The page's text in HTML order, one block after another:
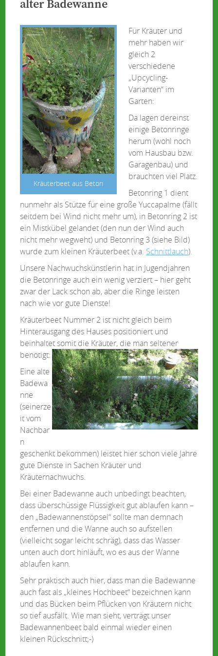
alter Badewanne
Kräuterbeet aus Beton
Für Kräuter und
mehr haben wir
gleich 2
verschiedene
„Upcycling-
Varianten“ im
Garten:
Da lagen dereinst
einige Betonringe
herum (wohl noch
vom Hausbau bzw.
Garagenbau) und
brauchten viel Platz.
Betonring 1 dient
nunmehr als Stütze für eine große Yuccapalme (fällt
seitdem bei Wind nicht mehr um), in Betonring 2 ist
ein Mistkübel gelandet (den nun der Wind auch
nicht mehr wegweht) und Betonring 3 (siehe Bild)
wurde zum kleinen Kräuterbeet (v.a. Schnittlauch).
Unsere Nachwuchskünstlerin hat in Jugendjahren
die Betonringe auch ein wenig verziert – hier geht
zwar der Lack schon ab, aber die Ringe leisten
nach wie vor gute Dienste!
Kräuterbeet Nummer 2 ist nicht gleich beim
Hinterausgang des Hauses positioniert und
beinhaltet somit die Kräuter, die man seltener
benötigt:
Eine alte
Badewa
nne
(seinerze
it vom
Nachbar
n
geschenkt bekommen) leistet hier schon viele Jahre
gute Dienste in Sachen Kräuter und
Kräuternachwuchs.
Bei einer Badewanne auch unbedingt beachten,
dass überschüssige Flüssigkeit gut ablaufen kann –
den „Badewannenstöpsel“ sollte man demnach
entfernen und die Wanne auch so aufstellen
(vielleicht sogar leicht schräg), dass das Wasser
unten auch dort hinläuft, wo es aus der Wanne
ablaufen kann.
Sehr praktisch auch hier, dass man die Badewanne
auch fast als „kleines Hochbeet“ bezeichnen kann
und das Bücken beim Pflücken von Kräutern nicht
so tief ausfällt. Wie man sieht, verträgt unser
Badewannenbeet bald einmal wieder einen
kleinen Rückschnitt;-)